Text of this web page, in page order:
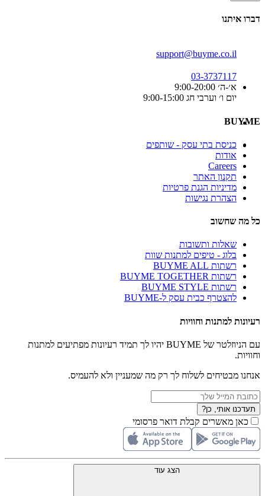
דברו איתנו
support@buyme.co.il
03-3737117
א׳-ה׳ 9:00-20:00
יום ו׳ וערבי חג 9:00-15:00
BUYME
כניסת בתי עסק - שותפים
אודות
Careers
תקנון האתר
מדיניות הגנת פרטיות
הצהרת נגישות
כל מה שחשוב
שאלות ותשובות
בלוג - טיפים למתנות שוות
רשתות BUYME ALL
רשתות BUYME TOGETHER
רשתות BUYME STYLE
להצטרף כבית עסק ל-BUYME
רעיונות למתנות וחוויות
עם הניוזלטר של BUYME יהיו לך תמיד רעיונות מפתיעים למתנות
וחוויות.
אנחנו מבטיחים לשלוח לך רק מה שמעניין ולא להעמיס.
תעדכנו אותי, כן?
כאן מאשרים קבלת דואר פרסומי
הצג עוד